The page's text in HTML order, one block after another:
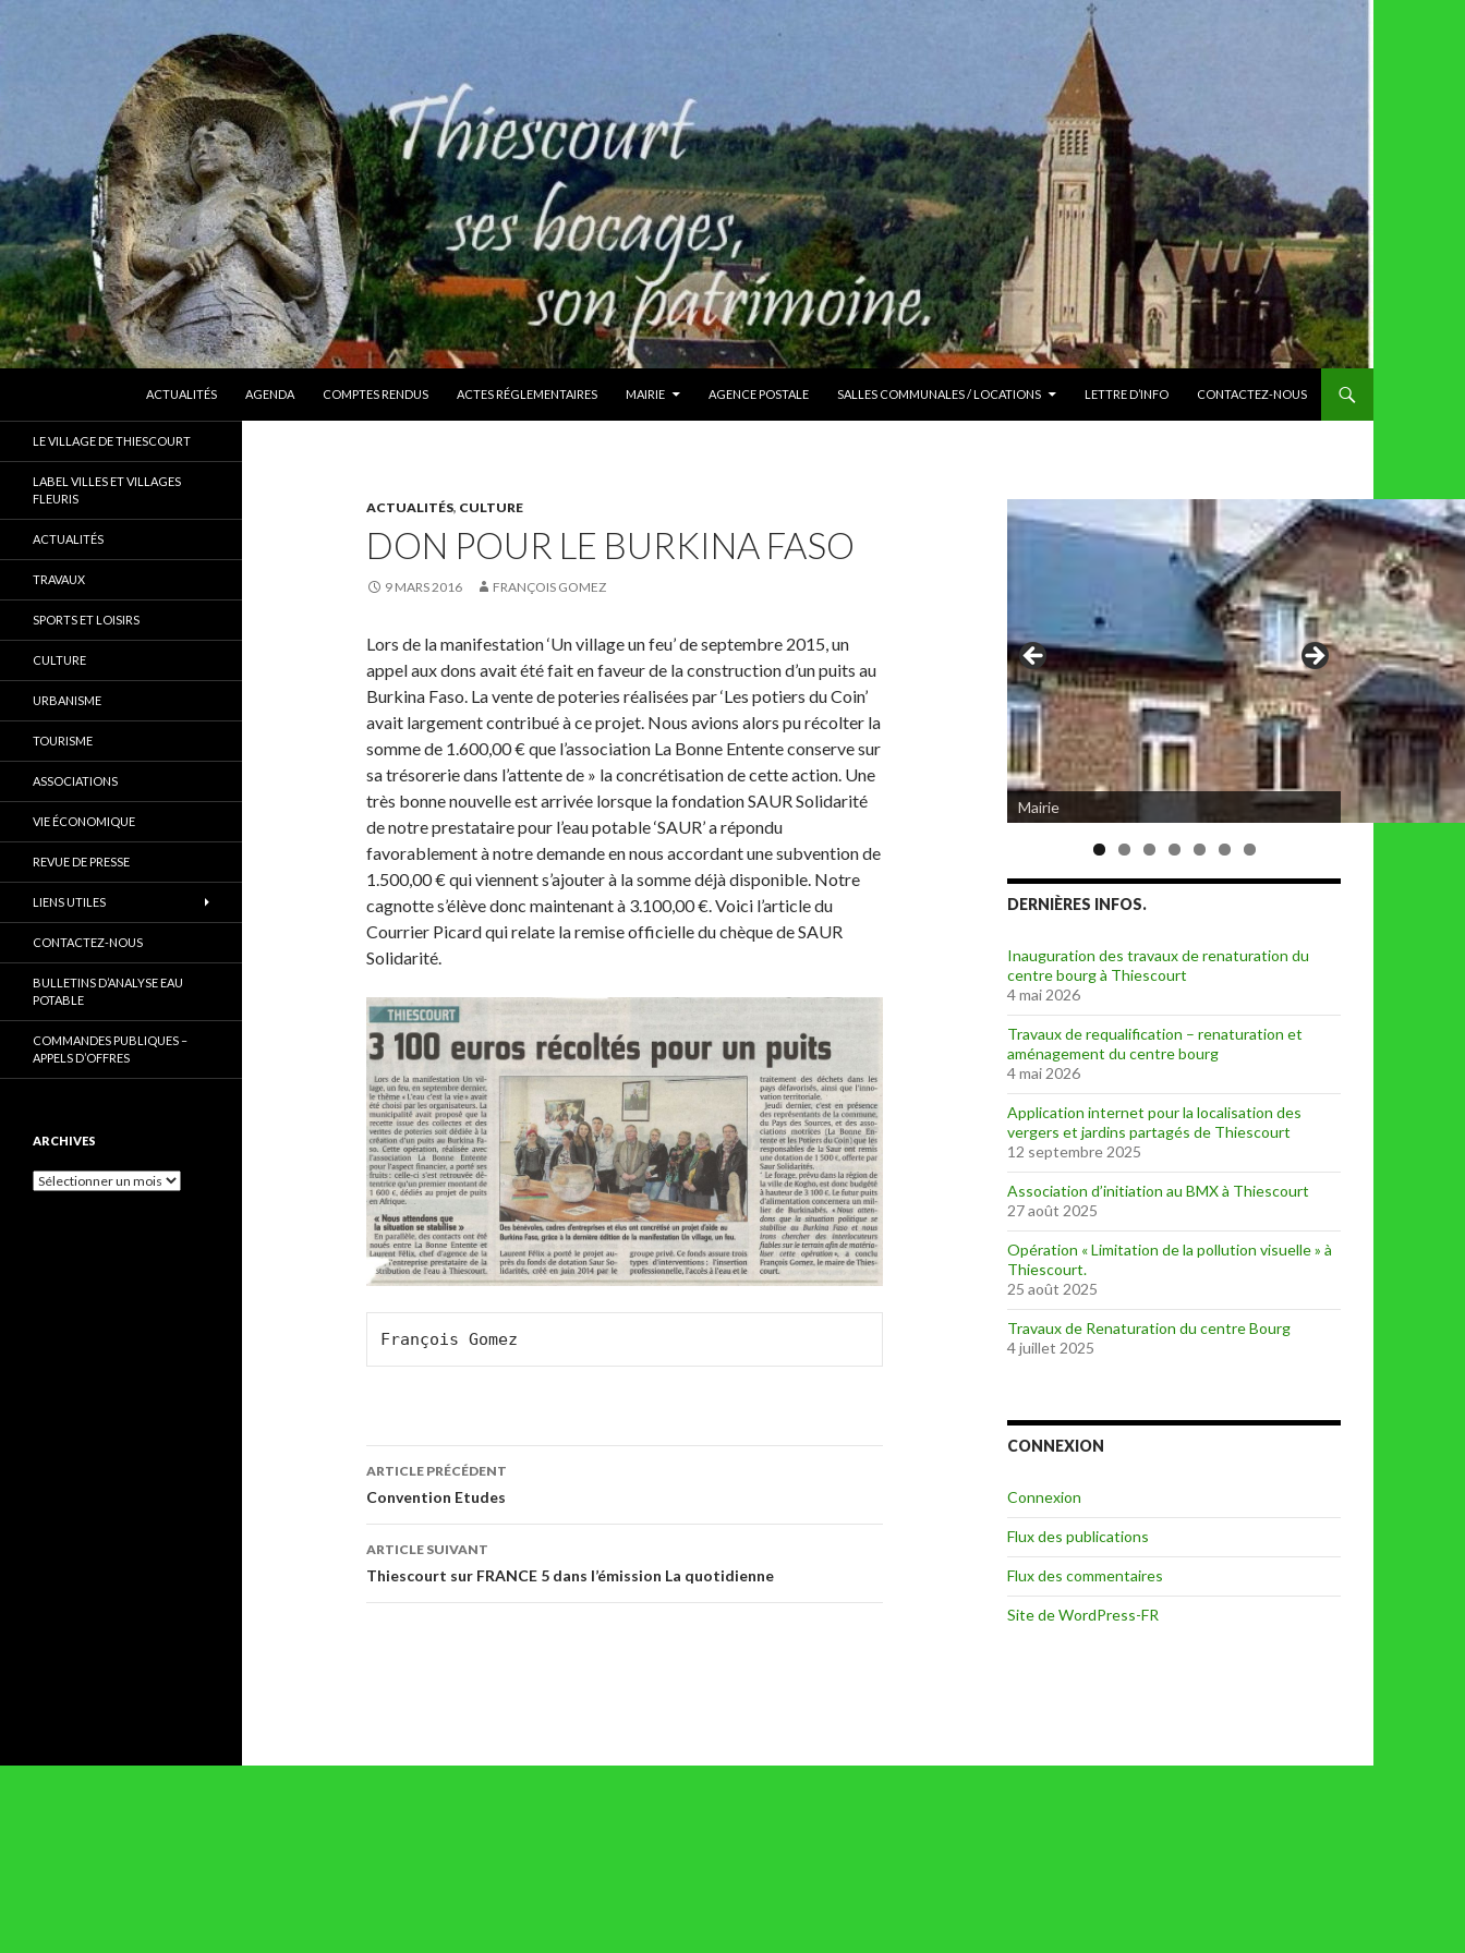
ACTUALITÉS
AGENDA COMPTES RENDUS ACTES RÉGLEMENTAIRES MAIRIE AGENCE POSTALE SALLES COMMUNALES / LOCATIONS LETTRE D’INFO CONTACTEZ-NOUS
ACTUALITÉS, CULTURE
DON POUR LE BURKINA FASO
9 MARS 2016 FRANÇOIS GOMEZ
Lors de la manifestation ‘Un village un feu’ de septembre 2015, un
appel aux dons avait été fait en faveur de la construction d’un puits au
Burkina Faso. La vente de poteries réalisées par ‘Les potiers du Coin’
avait largement contribué à ce projet. Nous avions alors pu récolter la
somme de 1.600,00 € que l’association La Bonne Entente conserve sur
sa trésorerie dans l’attente de » la concrétisation de cette action. Une
très bonne nouvelle est arrivée lorsque la fondation SAUR Solidarité
de notre prestataire pour l’eau potable ‘SAUR’ a répondu
favorablement à notre demande en nous accordant une subvention de
1.500,00 € qui viennent s’ajouter à la somme déjà disponible. Notre
cagnotte s’élève donc maintenant à 3.100,00 €. Voici l’article du
Courrier Picard qui relate la remise officielle du chèque de SAUR
Solidarité.
François Gomez
Navigation
des
articles
ARTICLE PRÉCÉDENT
Convention Etudes
ARTICLE SUIVANT
Thiescourt sur FRANCE 5 dans l’émission La quotidienne
Mairie
DERNIÈRES INFOS.
Inauguration des travaux de renaturation du
centre bourg à Thiescourt
4 mai 2026
Travaux de requalification – renaturation et
aménagement du centre bourg
4 mai 2026
Application internet pour la localisation des
vergers et jardins partagés de Thiescourt
12 septembre 2025
Association d’initiation au BMX à Thiescourt
27 août 2025
Opération « Limitation de la pollution visuelle » à
Thiescourt.
25 août 2025
Travaux de Renaturation du centre Bourg
4 juillet 2025
CONNEXION
Connexion
Flux des publications
Flux des commentaires
Site de WordPress-FR
Thiescourt (Oise)
LE VILLAGE DE THIESCOURT
LABEL VILLES ET VILLAGES
FLEURIS
ACTUALITÉS
TRAVAUX
SPORTS ET LOISIRS
CULTURE
URBANISME
TOURISME
ASSOCIATIONS
VIE ÉCONOMIQUE
REVUE DE PRESSE
LIENS UTILES
CONTACTEZ-NOUS
BULLETINS D’ANALYSE EAU
POTABLE
COMMANDES PUBLIQUES –
APPELS D’OFFRES
ARCHIVES
Archives